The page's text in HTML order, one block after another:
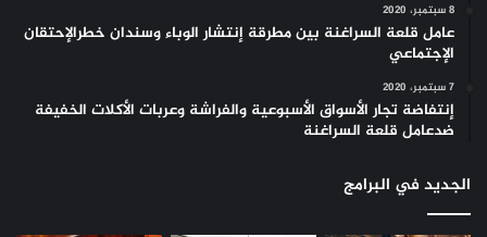
8 سبتمبر، 2020
عامل قلعة السراغنة بين مطرقة إنتشار الوباء وسندان خطرالإحتقان
الإجتماعي
7 سبتمبر، 2020
إنتفاضة تجار الأسواق الأسبوعية والفراشة وعربات الأكلات الخفيفة
ضدعامل قلعة السراغنة
الجديد في البرامج